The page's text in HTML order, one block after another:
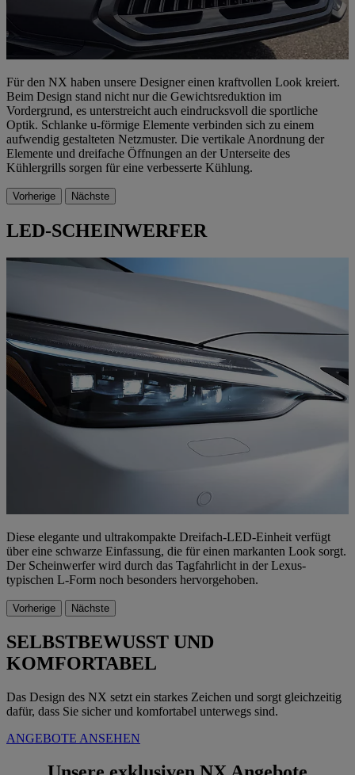
Für den NX haben unsere Designer einen kraftvollen Look kreiert.
Beim Design stand nicht nur die Gewichtsreduktion im
Vordergrund, es unterstreicht auch eindrucksvoll die sportliche
Optik. Schlanke u-förmige Elemente verbinden sich zu einem
aufwendig gestalteten Netzmuster. Die vertikale Anordnung der
Elemente und dreifache Öffnungen an der Unterseite des
Kühlergrills sorgen für eine verbesserte Kühlung.
Vorherige Nächste
LED-SCHEINWERFER
Diese elegante und ultrakompakte Dreifach-LED-Einheit verfügt
über eine schwarze Einfassung, die für einen markanten Look sorgt.
Der Scheinwerfer wird durch das Tagfahrlicht in der Lexus-
typischen L-Form noch besonders hervorgehoben.
Vorherige Nächste
SELBSTBEWUSST UND
KOMFORTABEL
Das Design des NX setzt ein starkes Zeichen und sorgt gleichzeitig
dafür, dass Sie sicher und komfortabel unterwegs sind.
ANGEBOTE ANSEHEN